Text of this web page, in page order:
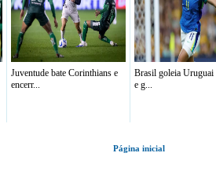
Juventude bate Corinthians e
encerr...
Brasil goleia Uruguai
e g...
Página inicial